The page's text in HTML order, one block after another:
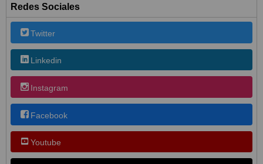
Redes Sociales
Twitter
Linkedin
Instagram
Facebook
Youtube